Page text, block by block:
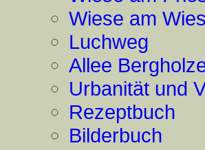
Wiese am
Luchweg
Allee
Urbanität und
Rezeptbuch
Bilderbuch